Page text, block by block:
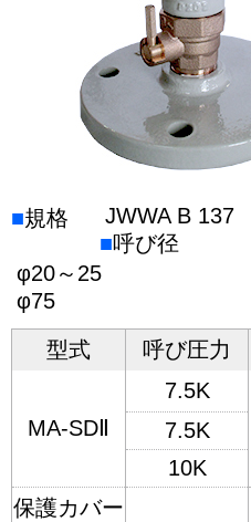
■規格
JWWA B 137
■呼び径
φ20～25
φ75
型式 呼び圧力
MA-SDⅡ
7.5K
7.5K
10K
保護カバー